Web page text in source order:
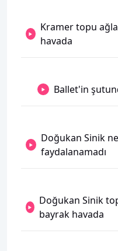
Kramer topu
havada
Ballet'in
Doğukan Sinik
faydalanamadı
Doğukan Sinik
bayrak havada